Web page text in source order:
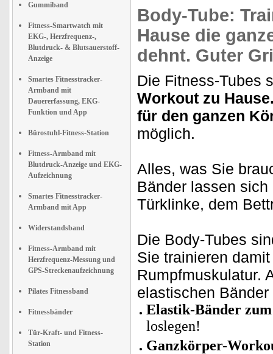
Gummiband
Fitness-Smartwatch mit
EKG-, Herzfrequenz-,
Blutdruck- & Blutsauerstoff-
Anzeige
Smartes Fitnesstracker-
Armband mit
Dauererfassung, EKG-
Funktion und App
Bürostuhl-Fitness-Station
Fitness-Armband mit
Blutdruck-Anzeige und EKG-
Aufzeichnung
Smartes Fitnesstracker-
Armband mit App
Widerstandsband
Fitness-Armband mit
Herzfrequenz-Messung und
GPS-Streckenaufzeichnung
Pilates Fitnessband
Fitnessbänder
Tür-Kraft- und Fitness-
Station
Body-Tube:
Hause die
dehnt. Guter
Die Fitness-Tubes
Workout zu
für den ganzen
möglich.
Alles, was Sie
Bänder lassen sich
Türklinke, dem
Die Body-Tubes
Sie trainieren
Rumpfmuskulatur.
elastischen Bänder
Elastik-Bänder
loslegen!
Ganzkörper-